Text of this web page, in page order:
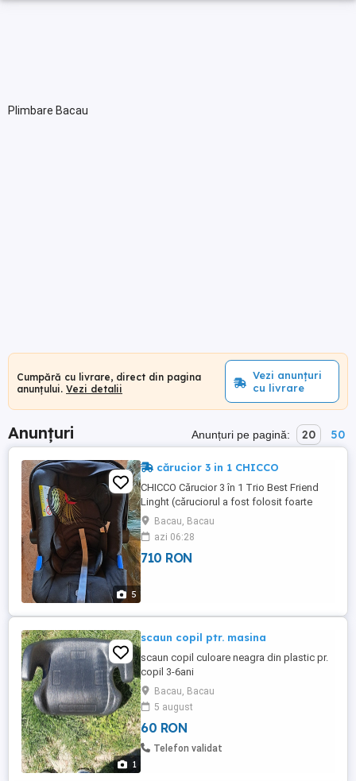
Plimbare Bacau
Cumpără cu livrare, direct din pagina
anunțului. Vezi detalii
Vezi anunțuri
cu livrare
Anunțuri Anunțuri pe pagină: 20 50
5
cărucior 3 in 1 CHICCO
CHICCO Cărucior 3 în 1 Trio Best Friend
Linght (căruciorul a fost folosit foarte
puțin, merită văzut)
Bacau, Bacau
azi 06:28
710 RON
1
scaun copil ptr. masina
scaun copil culoare neagra din plastic pr.
copil 3-6ani
Bacau, Bacau
5 august
60 RON
Telefon validat